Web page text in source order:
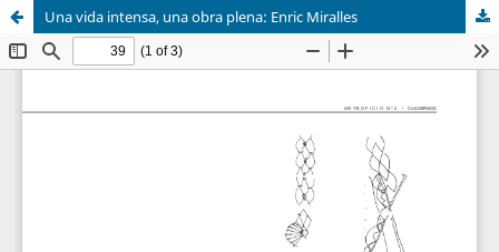
Una vida intensa, una obra plena: Enric Miralles